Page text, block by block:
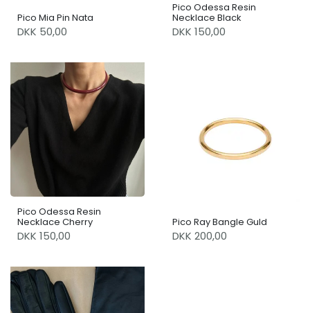
Pico Mia Pin Nata
DKK 50,00
Pico Odessa Resin
Necklace Black
DKK 150,00
Pico Odessa Resin
Necklace Cherry
DKK 150,00
Pico Ray Bangle Guld
DKK 200,00